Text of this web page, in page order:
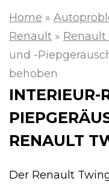
Home »
Renault »
und -
behoben
INTERIEUR-
RENAULT
Der Renault